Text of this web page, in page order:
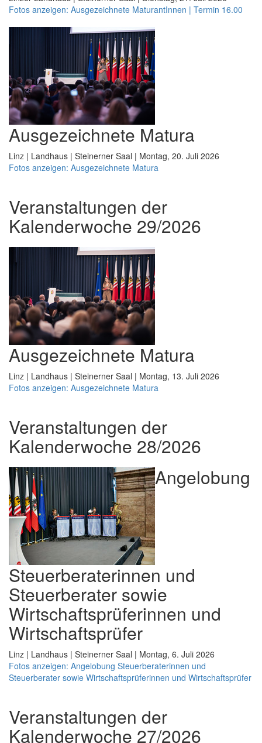
Fotos anzeigen: Ausgezeichnete MaturantInnen | Termin 16.00
Ausgezeichnete Matura
Linz | Landhaus | Steinerner Saal | Montag, 20. Juli 2026
Fotos anzeigen: Ausgezeichnete Matura
Veranstaltungen der
Kalenderwoche 29/2026
Ausgezeichnete Matura
Linz | Landhaus | Steinerner Saal | Montag, 13. Juli 2026
Fotos anzeigen: Ausgezeichnete Matura
Veranstaltungen der
Kalenderwoche 28/2026
Angelobung
Steuerberaterinnen und
Steuerberater sowie
Wirtschaftsprüferinnen und
Wirtschaftsprüfer
Linz | Landhaus | Steinerner Saal | Montag, 6. Juli 2026
Fotos anzeigen: Angelobung Steuerberaterinnen und
Steuerberater sowie Wirtschaftsprüferinnen und Wirtschaftsprüfer
Veranstaltungen der
Kalenderwoche 27/2026